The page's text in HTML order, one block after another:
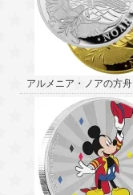
アルメニア・ノアの方舟